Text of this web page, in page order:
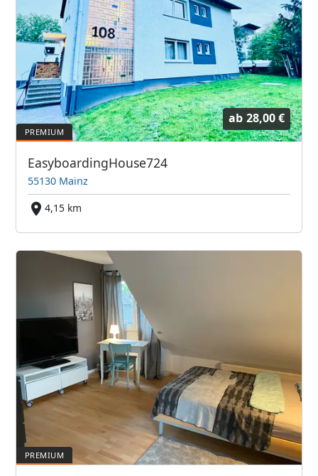
ab 28,00 €
EasyboardingHouse724
55130 Mainz
4,15 km